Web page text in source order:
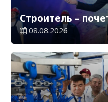
Строитель –
08.08.2026